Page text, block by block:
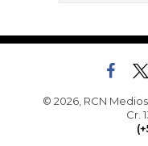
© 2026, RCN
Cr.